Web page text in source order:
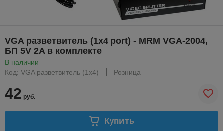
VGA разветвитель (1x4 port) - MRM VGA-2004,
БП 5V 2A в комплекте
В наличии
Код: VGA разветвитель (1x4)
Розница
42 руб.
Купить